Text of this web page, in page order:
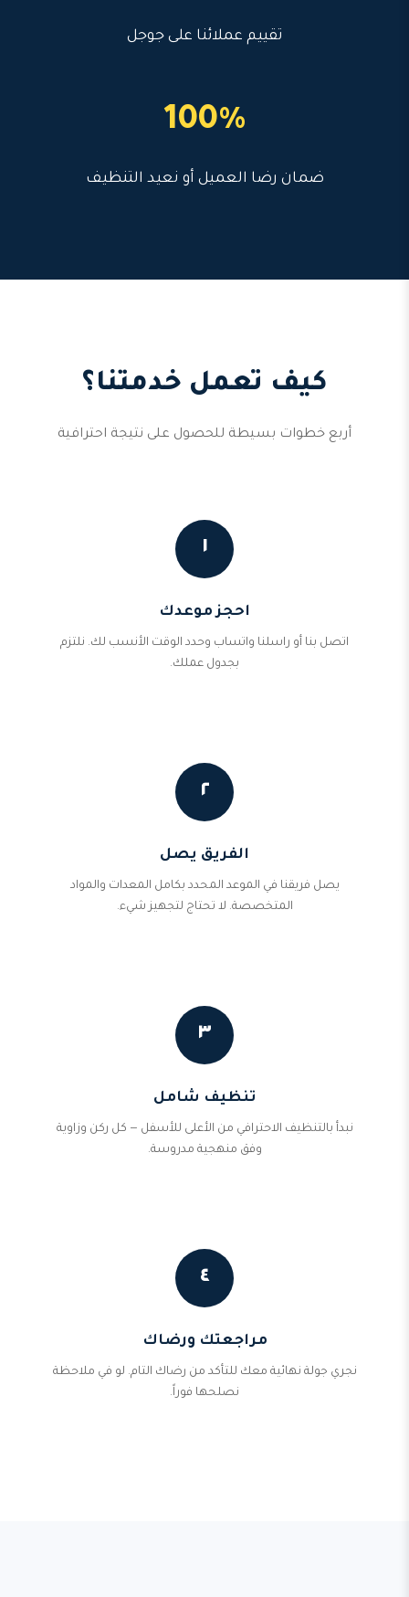
تقييم عملائنا على جوجل
100%
ضمان رضا العميل أو نعيد التنظيف
كيف تعمل خدمتنا؟
أربع خطوات بسيطة للحصول على نتيجة احترافية
١
احجز موعدك
اتصل بنا أو راسلنا واتساب وحدد الوقت الأنسب لك. نلتزم
بجدول عملك.
٢
الفريق يصل
يصل فريقنا في الموعد المحدد بكامل المعدات والمواد
المتخصصة. لا تحتاج لتجهيز شيء.
٣
تنظيف شامل
نبدأ بالتنظيف الاحترافي من الأعلى للأسفل — كل ركن وزاوية
وفق منهجية مدروسة.
٤
مراجعتك ورضاك
نجري جولة نهائية معك للتأكد من رضاك التام. لو في ملاحظة
نصلحها فوراً.